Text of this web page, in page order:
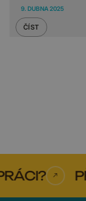
9. DUBNA 2025
ČÍST